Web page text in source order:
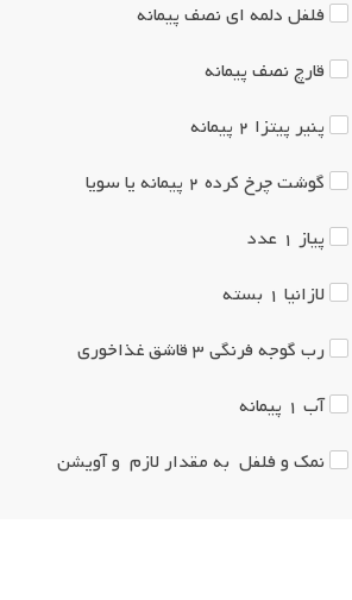
فلفل دلمه ای نصف پیمانه
قارچ نصف پیمانه
پنیر پیتزا ۲ پیمانه
گوشت چرخ کرده ۲ پیمانه یا سویا
پیاز ۱ عدد
لازانیا ۱ بسته
رب گوجه فرنگی ۳ قاشق غذاخوری
آب ۱ پیمانه
نمک و فلفل به مقدار لازم و آویشن